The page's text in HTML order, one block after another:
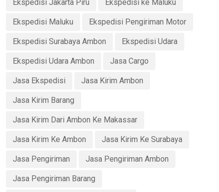
Ekspedisi Jakarta Piru Ekspedisi ke Maluku
Ekspedisi Maluku Ekspedisi Pengiriman Motor
Ekspedisi Surabaya Ambon Ekspedisi Udara
Ekspedisi Udara Ambon Jasa Cargo
Jasa Ekspedisi Jasa Kirim Ambon
Jasa Kirim Barang
Jasa Kirim Dari Ambon Ke Makassar
Jasa Kirim Ke Ambon Jasa Kirim Ke Surabaya
Jasa Pengiriman Jasa Pengiriman Ambon
Jasa Pengiriman Barang